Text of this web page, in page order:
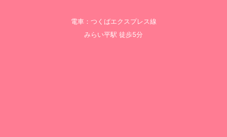
電車：つくばエクスプレス線
みらい平駅 徒歩5分